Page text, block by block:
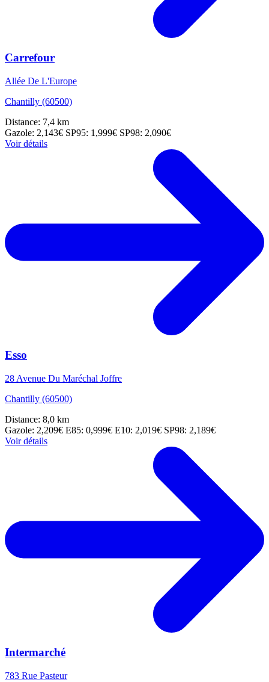
Carrefour
Allée De L'Europe
Chantilly (60500)
Distance: 7,4 km
Gazole: 2,143€ SP95: 1,999€ SP98: 2,090€
Voir détails
Esso
28 Avenue Du Maréchal Joffre
Chantilly (60500)
Distance: 8,0 km
Gazole: 2,209€ E85: 0,999€ E10: 2,019€ SP98: 2,189€
Voir détails
Intermarché
783 Rue Pasteur